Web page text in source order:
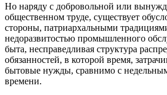
Но наряду с добровольной или
общественном труде, существует
стороны, патриархальными
недоразвитостью промышленного
быта, несправедливая структура
обязанностей, в которой время,
бытовые нужды, сравнимо с
времени.